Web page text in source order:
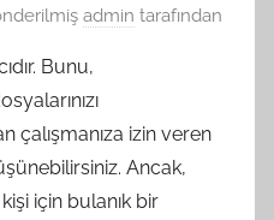
admin tarafından
Bunu,
çalışmanıza izin veren
Ancak,
için bulanık bir